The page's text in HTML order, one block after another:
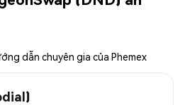
dẫn chuyên gia của Phemex